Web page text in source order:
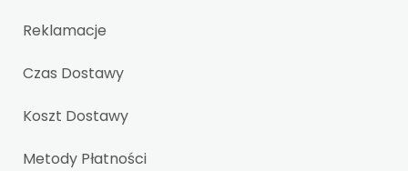
Reklamacje
Czas Dostawy
Koszt Dostawy
Metody Płatności